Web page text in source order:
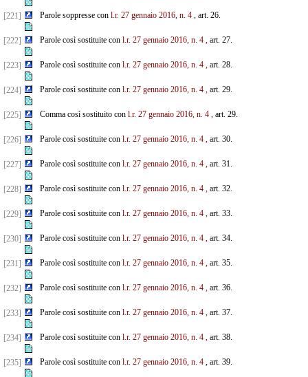
[221] Parole soppresse con l.r. 27 gennaio 2016, n. 4 ,art. 26.
[222] Parole così sostituite con l.r. 27 gennaio 2016, n. 4 ,art. 27.
[223] Parole così sostituite con l.r. 27 gennaio 2016, n. 4 ,art. 28.
[224] Parole così sostituite con l.r. 27 gennaio 2016, n. 4 ,art. 29.
[225] Comma così sostituito con l.r. 27 gennaio 2016, n. 4 ,art. 29.
[226] Parole così sostituite con l.r. 27 gennaio 2016, n. 4 ,art. 30.
[227] Parole così sostituite con l.r. 27 gennaio 2016, n. 4 ,art. 31.
[228] Parole così sostituite con l.r. 27 gennaio 2016, n. 4 ,art. 32.
[229] Parole così sostituite con l.r. 27 gennaio 2016, n. 4 ,art. 33.
[230] Parole così sostituite con l.r. 27 gennaio 2016, n. 4 ,art. 34.
[231] Parole così sostituite con l.r. 27 gennaio 2016, n. 4 ,art. 35.
[232] Parole così sostituite con l.r. 27 gennaio 2016, n. 4 ,art. 36.
[233] Parole così sostituite con l.r. 27 gennaio 2016, n. 4 ,art. 37.
[234] Parole così sostituite con l.r. 27 gennaio 2016, n. 4 ,art. 38.
[235] Parole così sostituite con l.r. 27 gennaio 2016, n. 4, art. 39.